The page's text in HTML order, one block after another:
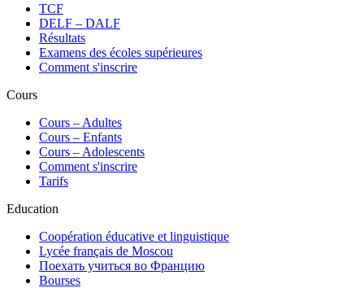
TCF
DELF – DALF
Résultats
Examens des écoles supérieures
Comment s'inscrire
Cours
Сours – Adultes
Cours – Enfants
Cours – Adolescents
Comment s'inscrire
Tarifs
Education
Coopération éducative et linguistique
Lycée français de Moscou
Поехать учиться во Францию
Bourses